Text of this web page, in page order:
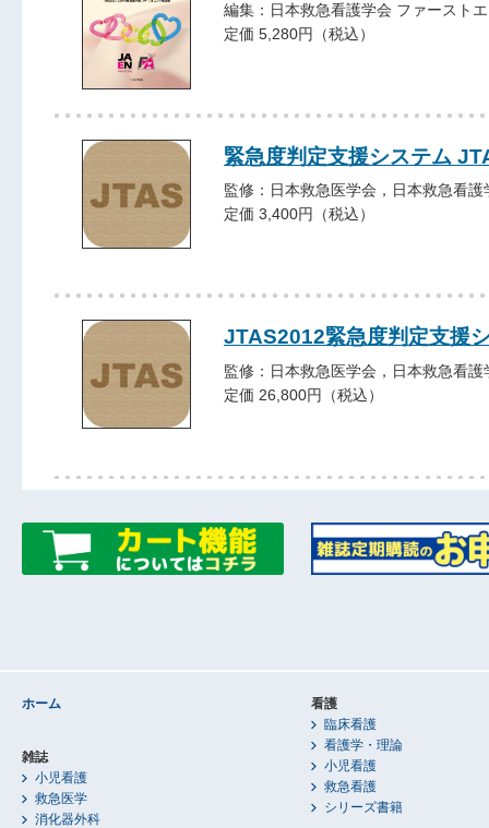
編集：日本救急看護学会 ファースト
定価 5,280円（税込）
緊急度判定支援システム
監修：日本救急医学会，日本救急看
定価 3,400円（税込）
JTAS2012緊急度判定支
監修：日本救急医学会，日本救急看
定価 26,800円（税込）
ホーム
雑誌
小児看護
救急医学
消化器外科
看護
臨床看護
看護学・理論
小児看護
救急看護
シリーズ書籍